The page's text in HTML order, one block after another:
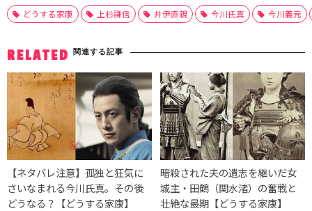
どうする家康 上杉謙信 井伊直親 今川氏真 今川義元
RELATED 関連する記事
【ネタバレ注意】孤独と狂気に
さいなまれる今川氏真。その後
どうなる？【どうする家康】
暗殺された夫の遺志を継いだ女
城主・田鶴（関水渚）の奮戦と
壮絶な最期【どうする家康】